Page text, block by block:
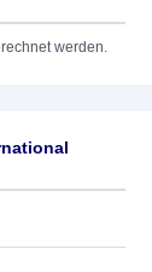
werden.